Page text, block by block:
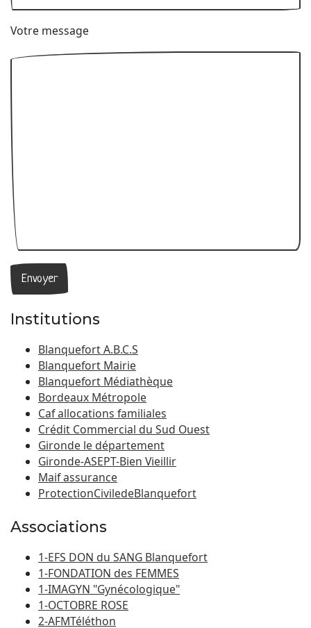
Votre message
Institutions
Blanquefort A.B.C.S
Blanquefort Mairie
Blanquefort Médiathèque
Bordeaux Métropole
Caf allocations familiales
Crédit Commercial du Sud Ouest
Gironde le département
Gironde-ASEPT-Bien Vieillir
Maif assurance
ProtectionCiviledeBlanquefort
Associations
1-EFS DON du SANG Blanquefort
1-FONDATION des FEMMES
1-IMAGYN "Gynécologique"
1-OCTOBRE ROSE
2-AFMTéléthon